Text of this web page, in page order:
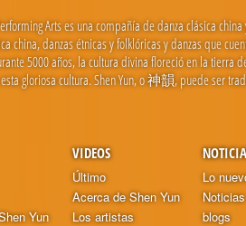
Arts es una compañía de danza clásica
china, danzas étnicas y folklóricas y danzas que
5000 años, la cultura divina floreció en la tierra
gloriosa cultura. Shen Yun, o 神韻, puede ser
Yun
VIDEOS
Último
Acerca de Shen Yun
Los artistas
Lo
Noticias
blogs